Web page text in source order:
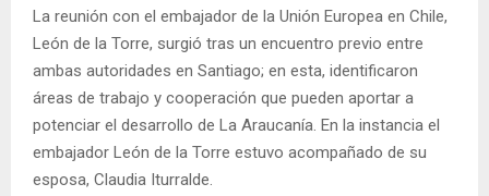
La reunión con el embajador de la Unión Europea en Chile,
León de la Torre, surgió tras un encuentro previo entre
ambas autoridades en Santiago; en esta, identificaron
áreas de trabajo y cooperación que pueden aportar a
potenciar el desarrollo de La Araucanía. En la instancia el
embajador León de la Torre estuvo acompañado de su
esposa, Claudia Iturralde.